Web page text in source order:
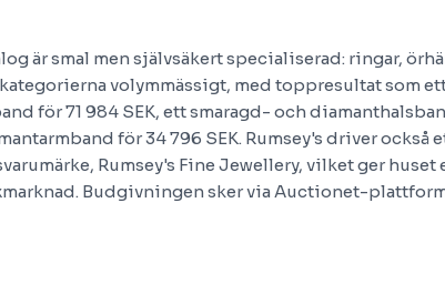
är smal men självsäkert specialiserad: ringar,
volymmässigt, med toppresultat som
för 71 984 SEK, ett smaragd- och
för 34 796 SEK. Rumsey's driver också
Rumsey's Fine Jewellery, vilket ger huset
Budgivningen sker via Auctionet-